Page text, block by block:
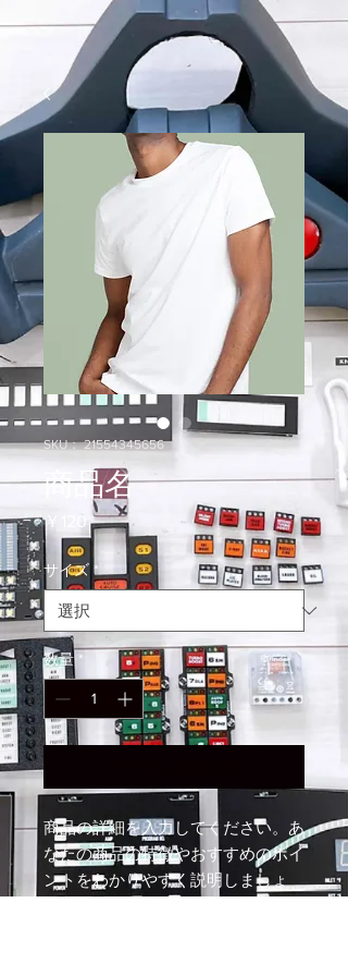
SKU： 21554345656
商品名
￥120 価
格
サイズ *
数量 *
商品の詳細を入力してください。あ
なたの商品の特徴やおすすめのポイ
ントをわかりやすく説明しましょ